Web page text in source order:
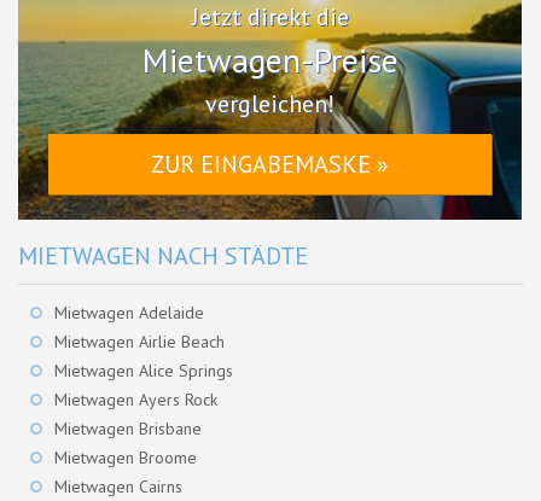
Jetzt direkt die
Mietwagen-Preise
vergleichen!
ZUR EINGABEMASKE »
MIETWAGEN NACH STÄDTE
Mietwagen Adelaide
Mietwagen Airlie Beach
Mietwagen Alice Springs
Mietwagen Ayers Rock
Mietwagen Brisbane
Mietwagen Broome
Mietwagen Cairns